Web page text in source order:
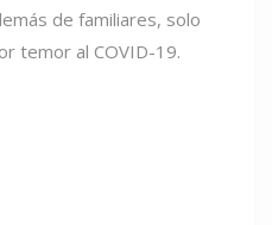
de familiares, solo
temor al COVID-19.